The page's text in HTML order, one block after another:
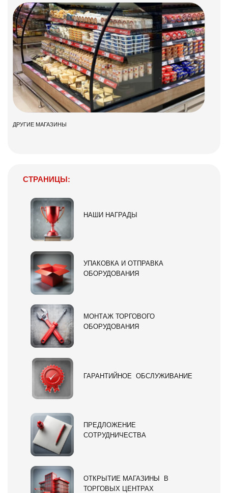
ДРУГИЕ МАГАЗИНЫ
СТРАНИЦЫ:
НАШИ НАГРАДЫ
УПАКОВКА И ОТПРАВКА
ОБОРУДОВАНИЯ
МОНТАЖ ТОРГОВОГО
ОБОРУДОВАНИЯ
ГАРАНТИЙНОЕ ОБСЛУЖИВАНИЕ
ПРЕДЛОЖЕНИЕ
СОТРУДНИЧЕСТВА
ОТКРЫТИЕ МАГАЗИНЫ В
ТОРГОВЫХ ЦЕНТРАХ